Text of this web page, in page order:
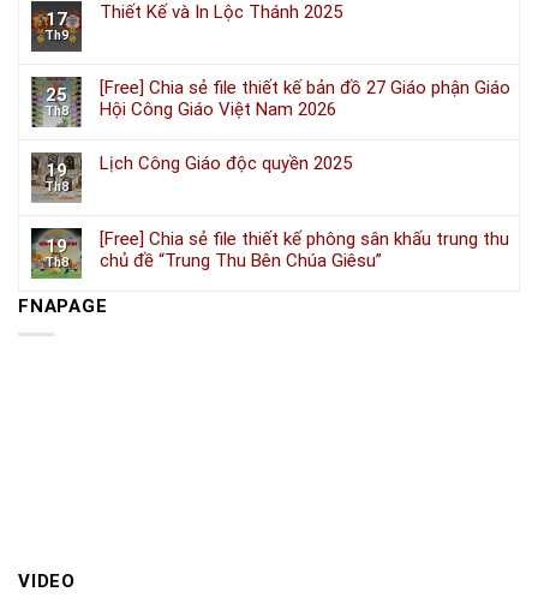
17
Th9
Thiết Kế và In Lộc Thánh 2025
25
Th8
[Free] Chia sẻ file thiết kế bản đồ 27 Giáo phận Giáo
Hội Công Giáo Việt Nam 2026
19
Th8
Lịch Công Giáo độc quyền 2025
19
Th8
[Free] Chia sẻ file thiết kế phông sân khấu trung thu
chủ đề “Trung Thu Bên Chúa Giêsu”
FNAPAGE
VIDEO